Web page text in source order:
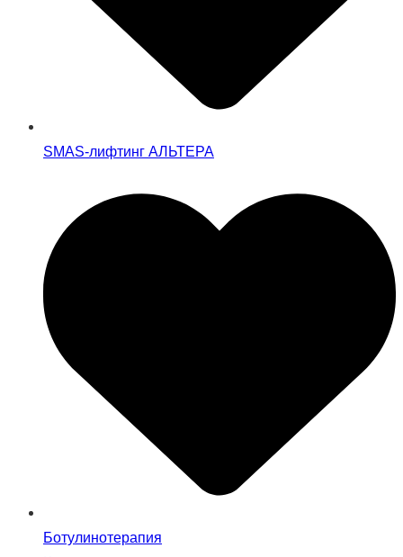
SMAS-лифтинг АЛЬТЕРА
Ботулинотерапия